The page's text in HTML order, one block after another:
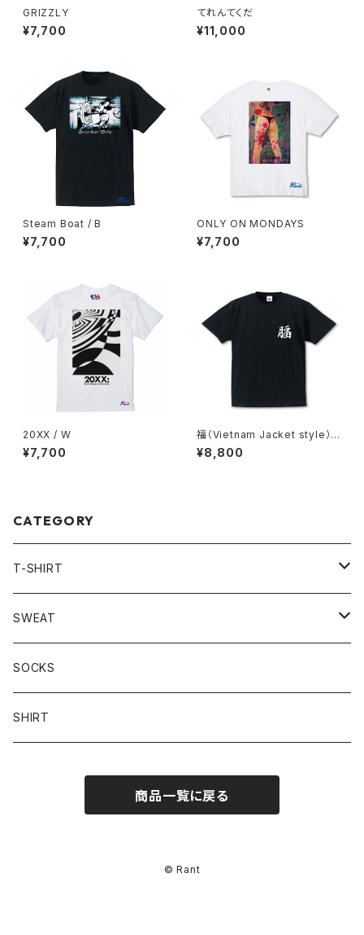
GRIZZLY
¥7,700
てれんてくだ
¥11,000
Steam Boat / B
¥7,700
ONLY ON MONDAYS
¥7,700
20XX / W
¥7,700
福（Vietnam Jacket style）/
B
¥8,800
CATEGORY
T-SHIRT
LONG SLEEVE
SWEAT
HOODIE
SWEAT-SHIRT
SOCKS
SHIRT
商品一覧に戻る
© Rant